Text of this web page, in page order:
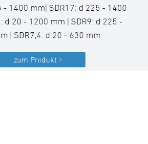
- 1400 mm| SDR17: d 225 - 1400
d 20 - 1200 mm | SDR9: d 225 -
| SDR7,4: d 20 - 630 mm
zum Produkt